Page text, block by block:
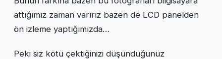
attığımız zaman varırız bazen de LCD panelden
ön izleme yaptığımızda…
Peki siz kötü çektiğinizi düşündüğünüz